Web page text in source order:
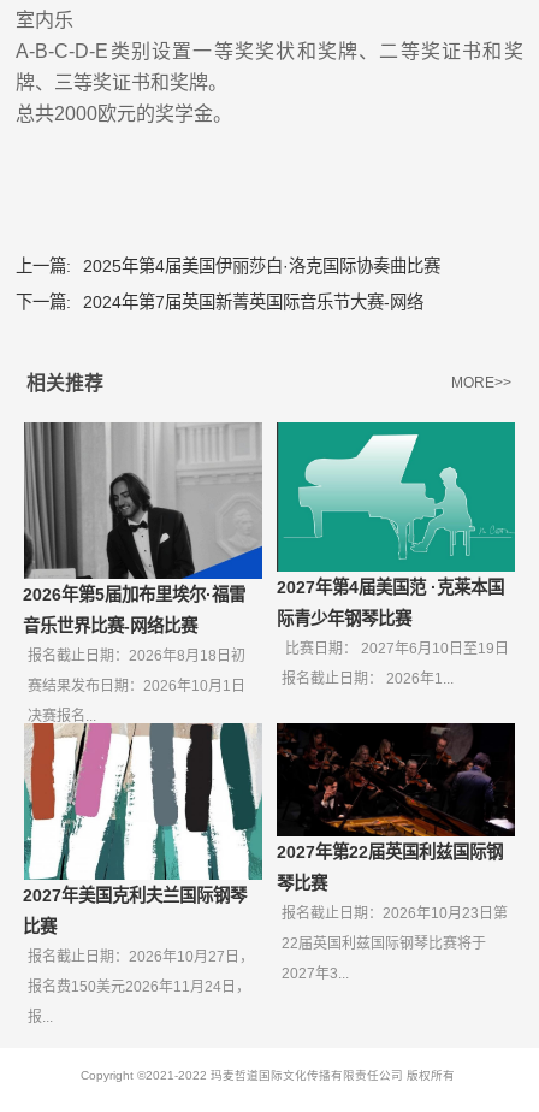
室内乐
A-B-C-D-E 类别设置一等奖奖状和奖牌、二等奖证书和 奖
牌、三等奖证书和奖牌。
总共2000欧元的奖学金。
上一篇:
2025年第4届美国伊丽莎白·洛克国际协奏曲比赛
下一篇:
2024年第7届英国新菁英国际音乐节大赛-网络
相关推荐 MORE>>
2026年第5届加布里埃尔·福雷
音乐世界比赛-网络比赛
报名截止日期：2026年8月18日初
赛结果发布日期：2026年10月1日
决赛报名...
2027年第4届美国范 ·克莱本国
际青少年钢琴比赛
比赛日期： 2027年6月10日至19日
报名截止日期： 2026年1...
2027年美国克利夫兰国际钢琴
比赛
报名截止日期：2026年10月27日，
报名费150美元2026年11月24日，
报...
2027年第22届英国利兹国际钢
琴比赛
报名截止日期：2026年10月23日第
22届英国利兹国际钢琴比赛将于
2027年3...
Copyright ©2021-2022 玛麦哲道国际文化传播有限责任公司 版权所有